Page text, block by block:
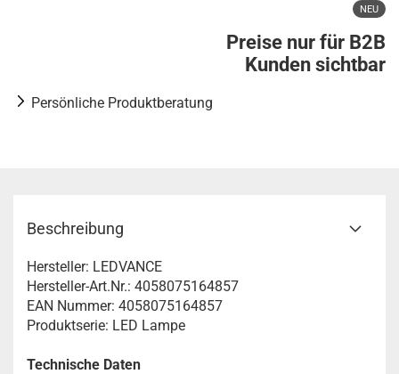
NEU
Preise nur für B2B
Kunden sichtbar
Persönliche Produktberatung
Beschreibung
Hersteller: LEDVANCE
Hersteller-Art.Nr.: 4058075164857
EAN Nummer: 4058075164857
Produktserie: LED Lampe
Technische Daten